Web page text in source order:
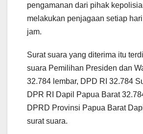
pengamanan dari pihak
melakukan penjagaan setiap
jam.
Surat suara yang diterima itu
suara Pemilihan Presiden dan
32.784 lembar, DPD RI 32.784
DPR RI Dapil Papua Barat
DPRD Provinsi Papua Barat
surat suara.